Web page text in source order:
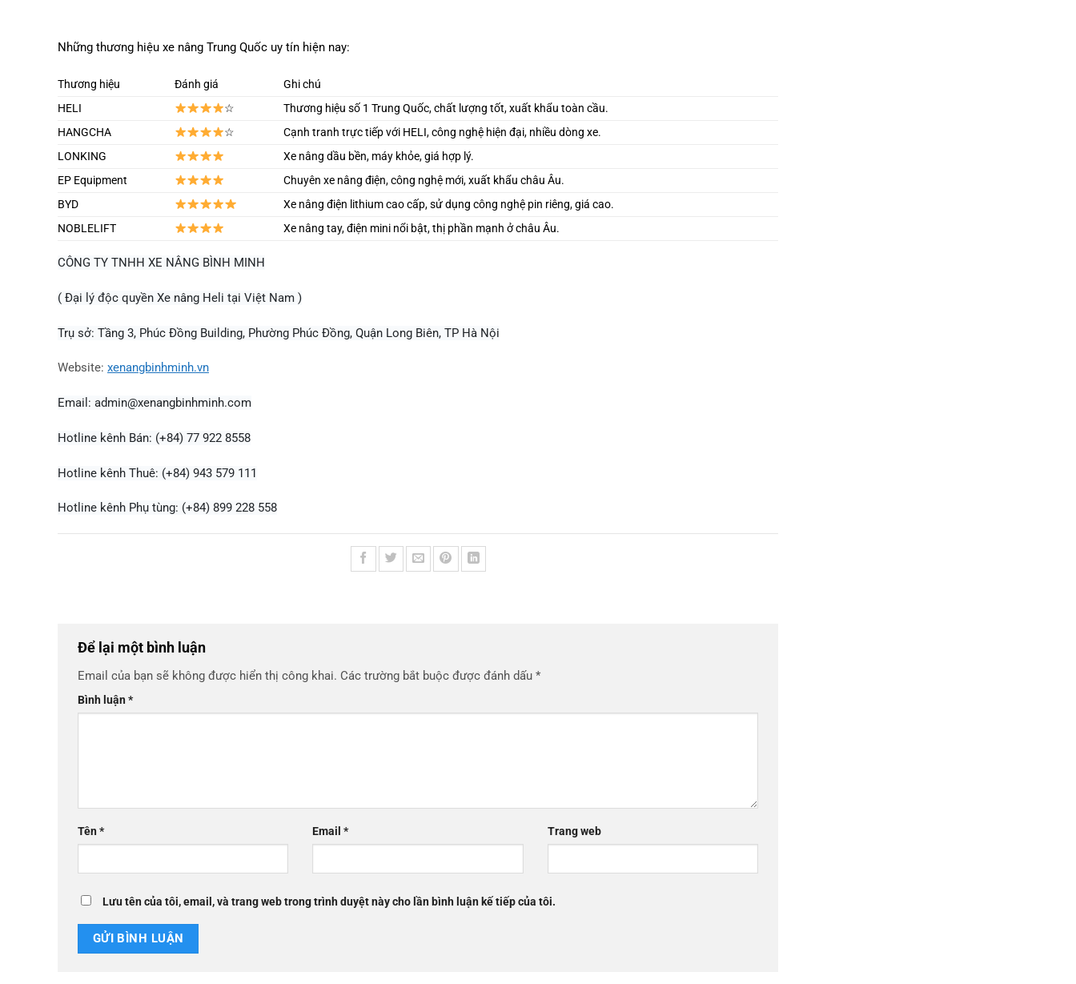
Những thương hiệu xe nâng Trung Quốc uy tín hiện nay:
Thương hiệu Đánh giá
Ghi chú
HELI
☆
Thương hiệu số 1 Trung Quốc, chất lượng tốt, xuất khẩu toàn cầu.
HANGCHA
☆
Cạnh tranh trực tiếp với HELI, công nghệ hiện đại, nhiều dòng xe.
LONKING
Xe nâng dầu bền, máy khỏe, giá hợp lý.
EP Equipment
Chuyên xe nâng điện, công nghệ mới, xuất khẩu châu Âu.
BYD
Xe nâng điện lithium cao cấp, sử dụng công nghệ pin riêng, giá cao.
NOBLELIFT
Xe nâng tay, điện mini nổi bật, thị phần mạnh ở châu Âu.
CÔNG TY TNHH XE NÂNG BÌNH MINH
( Đại lý độc quyền Xe nâng Heli tại Việt Nam )
Trụ sở: Tầng 3, Phúc Đồng Building, Phường Phúc Đồng, Quận Long Biên, TP Hà Nội
Website: xenangbinhminh.vn
Email: admin@xenangbinhminh.com
Hotline kênh Bán: (+84) 77 922 8558
Hotline kênh Thuê: (+84) 943 579 111
Hotline kênh Phụ tùng: (+84) 899 228 558
Để lại một bình luận
Email của bạn sẽ không được hiển thị công khai. Các trường bắt buộc được đánh dấu *
Bình luận*
Tên* Email* Trang web
Lưu tên của tôi, email, và trang web trong trình duyệt này cho lần bình luận kế tiếp của tôi.